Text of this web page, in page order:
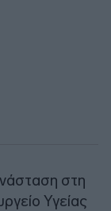
στη
Υγείας